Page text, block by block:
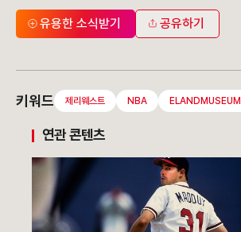
유용한 소식받기 공유하기
키워드 제리웨스트 NBA ELANDMUSEUM
연관 콘텐츠